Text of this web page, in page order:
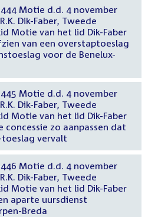
Motie d.d. 4 november
Dik-Faber, Tweede
Motie van het lid Dik-Faber
van een overstaptoeslag
voor de Benelux-
Motie d.d. 4 november
Dik-Faber, Tweede
Motie van het lid Dik-Faber
concessie zo aanpassen dat
toeslag vervalt
Motie d.d. 4 november
Dik-Faber, Tweede
Motie van het lid Dik-Faber
aparte uursdienst
Breda